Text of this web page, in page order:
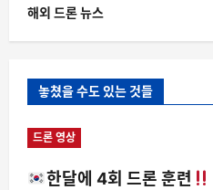
해외 드론 뉴스
놓쳤을 수도 있는 것들
드론 영상
한달에 4회 드론 훈련